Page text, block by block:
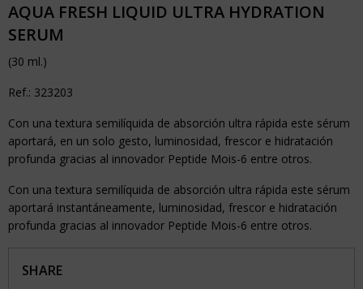
AQUA FRESH LIQUID ULTRA HYDRATION
SERUM
(30 ml.)
Ref.: 323203
Con una textura semilíquida de absorción ultra rápida este sérum
aportará, en un solo gesto, luminosidad, frescor e hidratación
profunda gracias al innovador Peptide Mois-6 entre otros.
Con una textura semilíquida de absorción ultra rápida este sérum
aportará instantáneamente, luminosidad, frescor e hidratación
profunda gracias al innovador Peptide Mois-6 entre otros.
SHARE